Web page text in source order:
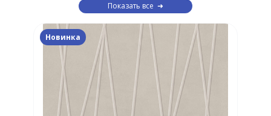
Показать все
Новинка